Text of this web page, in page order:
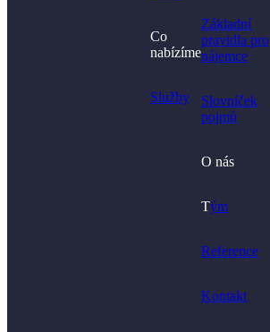
Co
nabízíme
Služby
Základní
pravidla pro
nájemce
Slovníček
pojmů
O nás
Tým
Reference
Kontakt